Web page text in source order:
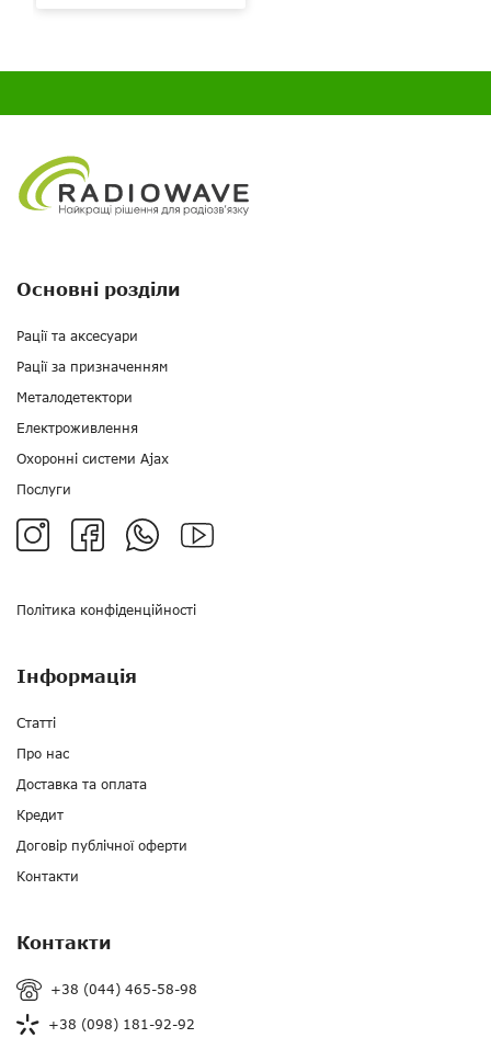
Політика конфіденційності
Основні розділи
Рації та аксесуари
Рації за призначенням
Металодетектори
Електроживлення
Охоронні системи Ajax
Послуги
Інформація
Статті
Про нас
Доставка та оплата
Кредит
Договір публічної оферти
Контакти
Контакти
+38 (044) 465-58-98
+38 (098) 181-92-92